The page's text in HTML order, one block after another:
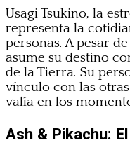
Usagi Tsukino, la
representa la
personas. A pesar
asume su destino
de la Tierra. Su
vínculo con las
valía en los
Ash & Pikachu: